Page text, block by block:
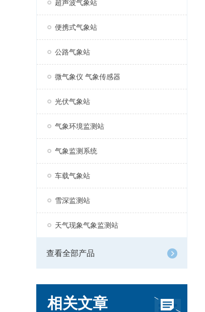
超声波气象站
便携式气象站
公路气象站
微气象仪 气象传感器
光伏气象站
气象环境监测站
气象监测系统
车载气象站
雪深监测站
天气现象气象监测站
查看全部产品
相关文章